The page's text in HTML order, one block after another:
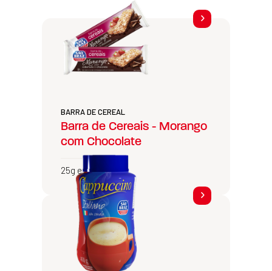
BARRA DE CEREAL
Barra de Cereais - Morango
com Chocolate
25g e 600g